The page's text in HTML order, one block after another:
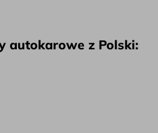
autokarowe z Polski: